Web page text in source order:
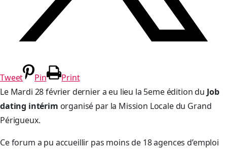
Tweet Pin
Print
Le Mardi 28 février dernier a eu lieu la 5eme édition du Job
dating intérim organisé par la Mission Locale du Grand
Périgueux.
Ce forum a pu accueillir pas moins de 18 agences d’emploi